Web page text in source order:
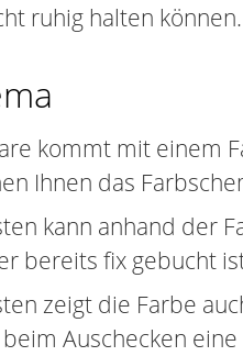
ruhig halten können.
kommt mit einem
Ihnen das
kann anhand der
bereits fix gebucht
zeigt die Farbe
Auschecken